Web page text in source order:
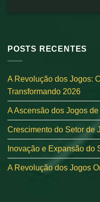
POSTS RECENTES
A Revolução dos Jogos:
Transformando 2026
A Ascensão dos Jogos
Crescimento do Setor de
Inovação e Expansão do
A Revolução dos Jogos